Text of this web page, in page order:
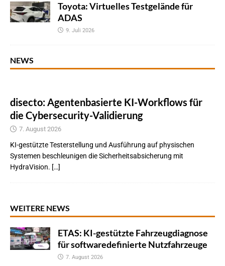
Toyota: Virtuelles Testgelände für
ADAS
9. Juli 2026
NEWS
disecto: Agentenbasierte KI-Workflows für
die Cybersecurity-Validierung
7. August 2026
KI-gestützte Testerstellung und Ausführung auf physischen
Systemen beschleunigen die Sicherheitsabsicherung mit
HydraVision. […]
WEITERE NEWS
ETAS: KI-gestützte Fahrzeugdiagnose
für softwaredefinierte Nutzfahrzeuge
7. August 2026